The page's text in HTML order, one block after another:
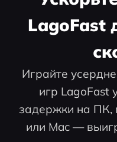
LagoFast
Играйте
игр LagoFast
задержки на ПК,
или Mac —